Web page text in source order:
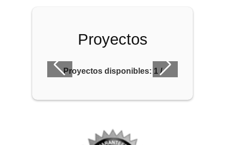
Proyectos
Proyectos disponibles: 1/